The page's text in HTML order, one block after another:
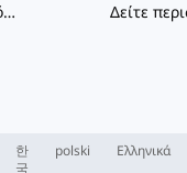
Δείτε περισσότερα
한
국
polski Ελληνικά